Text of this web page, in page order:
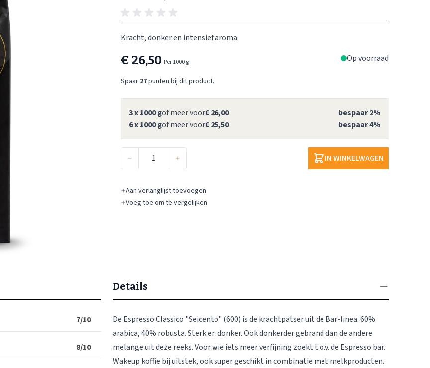
Kracht, donker en intensief aroma.
€ 26,50 Per 1000 g Op voorraad
Spaar 27punten bij dit product.
3 x 1000 gof meer voor€ 26,00 bespaar2%
6 x 1000 gof meer voor€ 25,50 bespaar4%
IN WINKELWAGEN
Aan verlanglijst toevoegen
Voeg toe om te vergelijken
7/10
8/10
Details
De Espresso Classico "Seicento" (600) is de krachtpatser uit de Bar-linea. 60%
arabica, 40% robusta. Sterk en donker. Ook donkerder gebrand dan de andere
melange uit deze reeks. Voor wie iets meer verfijning zoekt t.o.v. de Espresso bar.
Wakeup koffie bij uitstek, ook super geschikt in combinatie met melkproducten.